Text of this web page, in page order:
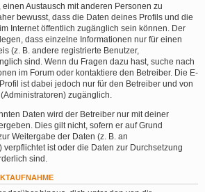
Austausch mit anderen Personen zu
bewusst, dass die Daten deines Profils und die
Internet öffentlich zugänglich sein können. Der
dass einzelne Informationen nur für einen
(z. B. andere registrierte Benutzer,
sind. Wenn du Fragen dazu hast, suche nach
im Forum oder kontaktiere den Betreiber. Die E-
ist dabei jedoch nur für den Betreiber und von
zugänglich.
Daten wird der Betreiber nur mit deiner
Dies gilt nicht, sofern er auf Grund
Weitergabe der Daten (z. B. an
ist oder die Daten zur Durchsetzung
sind.